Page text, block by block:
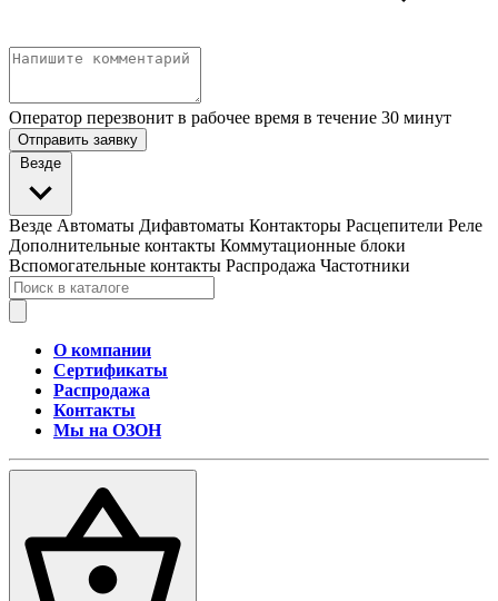
Оператор перезвонит в рабочее время в течение 30 минут
Отправить заявку
Везде
Везде Автоматы Дифавтоматы Контакторы Расцепители Реле
Дополнительные контакты Коммутационные блоки
Вспомогательные контакты Распродажа Частотники
О компании
Сертификаты
Распродажа
Контакты
Мы на ОЗОН